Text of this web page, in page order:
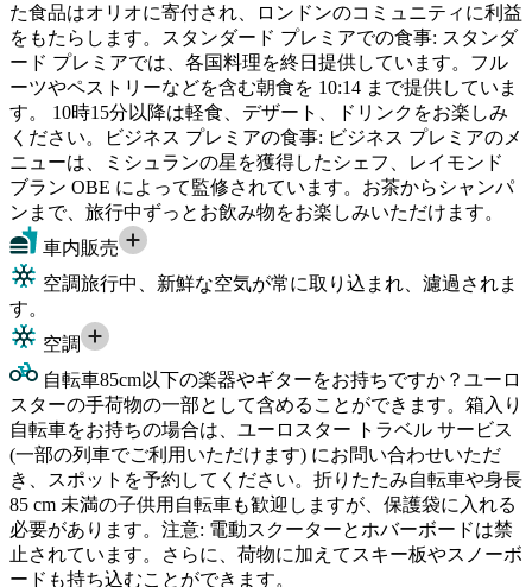
た食品はオリオに寄付され、ロンドンのコミュニティに利益
をもたらします。スタンダード プレミアでの食事: スタンダ
ード プレミアでは、各国料理を終日提供しています。フル
ーツやペストリーなどを含む朝食を 10:14 まで提供していま
す。 10時15分以降は軽食、デザート、ドリンクをお楽しみ
ください。ビジネス プレミアの食事: ビジネス プレミアのメ
ニューは、ミシュランの星を獲得したシェフ、レイモンド
ブラン OBE によって監修されています。お茶からシャンパ
ンまで、旅行中ずっとお飲み物をお楽しみいただけます。
車内販売
空調旅行中、新鮮な空気が常に取り込まれ、濾過されま
す。
空調
自転車85cm以下の楽器やギターをお持ちですか？ユーロ
スターの手荷物の一部として含めることができます。箱入り
自転車をお持ちの場合は、ユーロスター トラベル サービス
(一部の列車でご利用いただけます) にお問い合わせいただ
き、スポットを予約してください。折りたたみ自転車や身長
85 cm 未満の子供用自転車も歓迎しますが、保護袋に入れる
必要があります。注意: 電動スクーターとホバーボードは禁
止されています。さらに、荷物に加えてスキー板やスノーボ
ードも持ち込むことができます。